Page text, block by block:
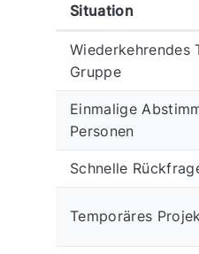
Situation
Wiederkehrendes
Gruppe
Einmalige
Personen
Schnelle
Temporäres